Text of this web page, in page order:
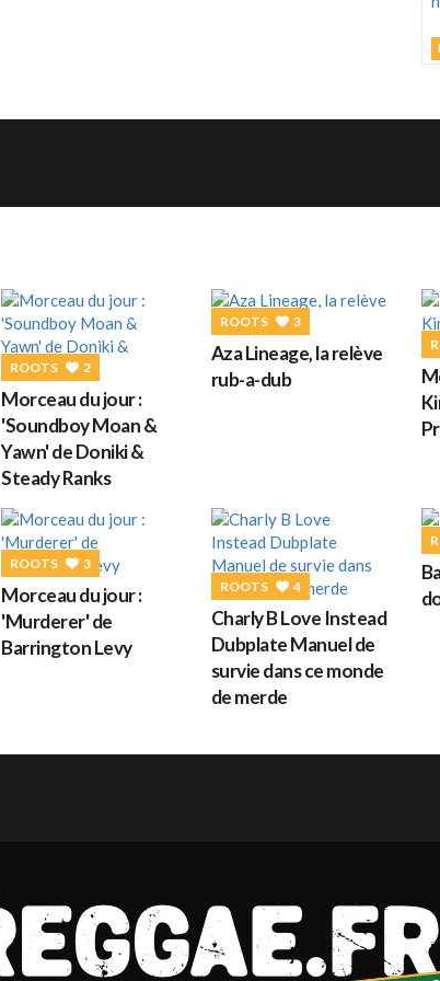
ROOTS 2
Morceau du jour :
'Soundboy Moan &
Yawn' de Doniki &
Steady Ranks
ROOTS 3
Aza Lineage, la relève
rub-a-dub
ROOTS 3
Morceau du jour :
'Murderer' de
Barrington Levy
ROOTS 4
Charly B Love Instead
Dubplate Manuel de
survie dans ce monde
de merde